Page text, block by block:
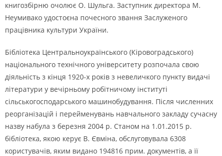
книгозбірню очолює О. Шульга. Заступник директора М.
Неумивако удостоєна почесного звання Заслуженого
працівника культури України.
Бібліотека Центральноукраїнського (Кіровоградського)
національного технічного університету розпочала свою
діяльність з кінця 1920-х років з невеличкого пункту видачі
літератури у вечірньому робітничому інституті
сільськогосподарського машинобудування. Після численних
реорганізацій і перейменувань навчального закладу сучасну
назву набула з березня 2004 р. Станом на 1.01.2015 р.
бібліотека, якою керує В. Євміна, обслуговувала 6308
користувачів, яким видано 194816 прим. документів, а її